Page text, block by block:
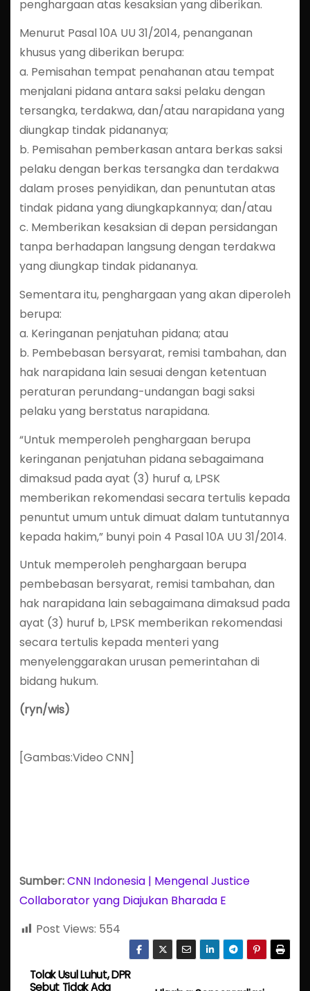
penghargaan atas kesaksian yang diberikan.
Menurut Pasal 10A UU 31/2014, penanganan
khusus yang diberikan berupa:
a. Pemisahan tempat penahanan atau tempat
menjalani pidana antara saksi pelaku dengan
tersangka, terdakwa, dan/atau narapidana yang
diungkap tindak pidananya;
b. Pemisahan pemberkasan antara berkas saksi
pelaku dengan berkas tersangka dan terdakwa
dalam proses penyidikan, dan penuntutan atas
tindak pidana yang diungkapkannya; dan/atau
c. Memberikan kesaksian di depan persidangan
tanpa berhadapan langsung dengan terdakwa
yang diungkap tindak pidananya.
Sementara itu, penghargaan yang akan diperoleh
berupa:
a. Keringanan penjatuhan pidana; atau
b. Pembebasan bersyarat, remisi tambahan, dan
hak narapidana lain sesuai dengan ketentuan
peraturan perundang-undangan bagi saksi
pelaku yang berstatus narapidana.
“Untuk memperoleh penghargaan berupa
keringanan penjatuhan pidana sebagaimana
dimaksud pada ayat (3) huruf a, LPSK
memberikan rekomendasi secara tertulis kepada
penuntut umum untuk dimuat dalam tuntutannya
kepada hakim,” bunyi poin 4 Pasal 10A UU 31/2014.
Untuk memperoleh penghargaan berupa
pembebasan bersyarat, remisi tambahan, dan
hak narapidana lain sebagaimana dimaksud pada
ayat (3) huruf b, LPSK memberikan rekomendasi
secara tertulis kepada menteri yang
menyelenggarakan urusan pemerintahan di
bidang hukum.
(ryn/wis)
[Gambas:Video CNN]
Sumber:CNN Indonesia | Mengenal Justice
Collaborator yang Diajukan Bharada E
Post Views: 554
PTolak Usul Luhut, DPR
Sebut Tidak Ada